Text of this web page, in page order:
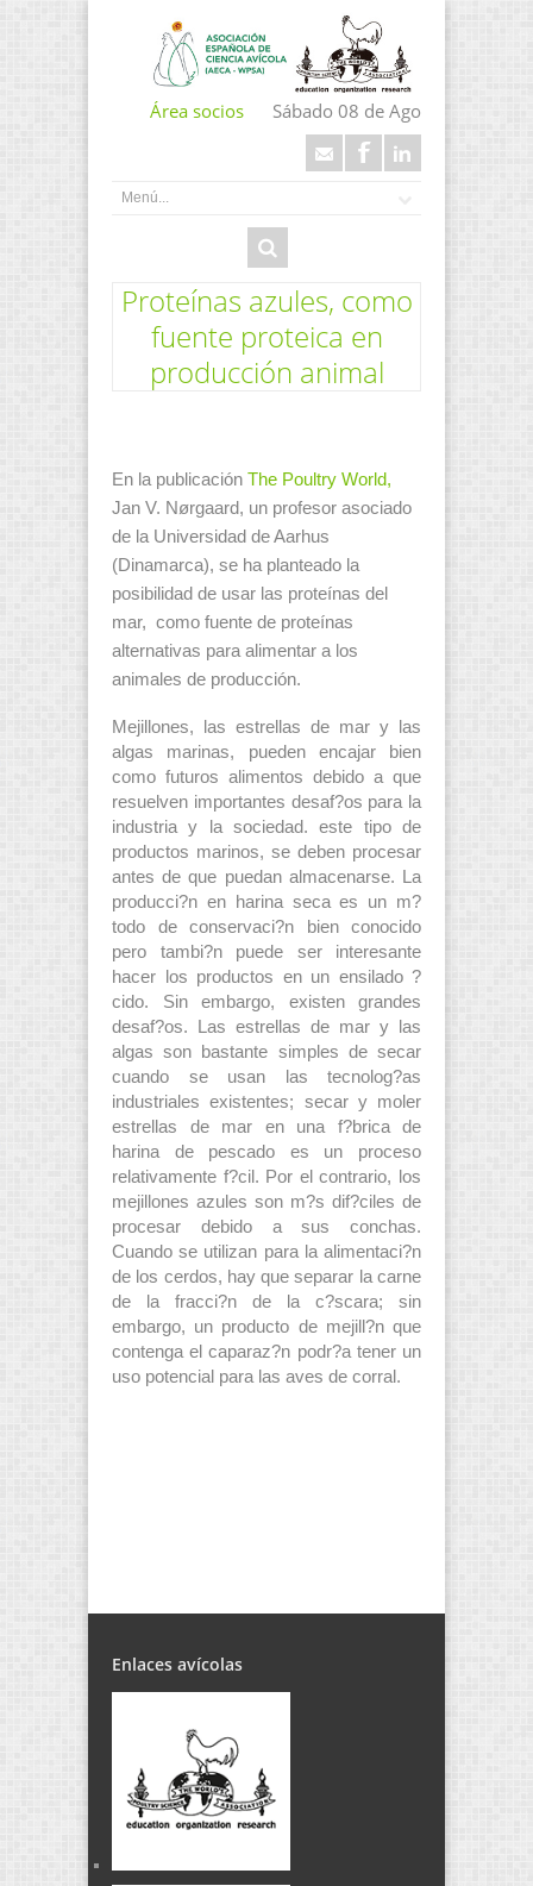
Área socios Sábado 08 de Ago
Proteínas azules, como
fuente proteica en
producción animal
En la publicación The Poultry World,
Jan V. Nørgaard, un profesor asociado
de la Universidad de Aarhus
(Dinamarca), se ha planteado la
posibilidad de usar las proteínas del
mar, como fuente de proteínas
alternativas para alimentar a los
animales de producción.
Mejillones, las estrellas de mar y las
algas marinas, pueden encajar bien
como futuros alimentos debido a que
resuelven importantes desaf?os para la
industria y la sociedad. este tipo de
productos marinos, se deben procesar
antes de que puedan almacenarse. La
producci?n en harina seca es un m?
todo de conservaci?n bien conocido
pero tambi?n puede ser interesante
hacer los productos en un ensilado ?
cido. Sin embargo, existen grandes
desaf?os. Las estrellas de mar y las
algas son bastante simples de secar
cuando se usan las tecnolog?as
industriales existentes; secar y moler
estrellas de mar en una f?brica de
harina de pescado es un proceso
relativamente f?cil. Por el contrario, los
mejillones azules son m?s dif?ciles de
procesar debido a sus conchas.
Cuando se utilizan para la alimentaci?n
de los cerdos, hay que separar la carne
de la fracci?n de la c?scara; sin
embargo, un producto de mejill?n que
contenga el caparaz?n podr?a tener un
uso potencial para las aves de corral.
Enlaces avícolas